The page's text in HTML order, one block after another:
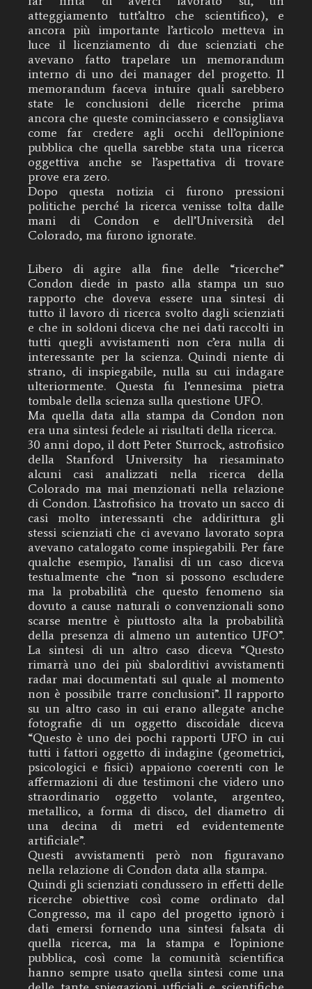
atteggiamento tutt’altro che scientifico), e
ancora più importante l’articolo metteva in
luce il licenziamento di due scienziati che
avevano fatto trapelare un memorandum
interno di uno dei manager del progetto. Il
memorandum faceva intuire quali sarebbero
state le conclusioni delle ricerche prima
ancora che queste cominciassero e consigliava
come far credere agli occhi dell’opinione
pubblica che quella sarebbe stata una ricerca
oggettiva anche se l’aspettativa di trovare
prove era zero.
Dopo questa notizia ci furono pressioni
politiche perché la ricerca venisse tolta dalle
mani di Condon e dell’Università del
Colorado, ma furono ignorate.
Libero di agire alla fine delle “ricerche”
Condon diede in pasto alla stampa un suo
rapporto che doveva essere una sintesi di
tutto il lavoro di ricerca svolto dagli scienziati
e che in soldoni diceva che nei dati raccolti in
tutti quegli avvistamenti non c’era nulla di
interessante per la scienza. Quindi niente di
strano, di inspiegabile, nulla su cui indagare
ulteriormente. Questa fu l‘ennesima pietra
tombale della scienza sulla questione UFO.
Ma quella data alla stampa da Condon non
era una sintesi fedele ai risultati della ricerca.
30 anni dopo, il dott Peter Sturrock, astrofisico
della Stanford University ha riesaminato
alcuni casi analizzati nella ricerca della
Colorado ma mai menzionati nella relazione
di Condon. L’astrofisico ha trovato un sacco di
casi molto interessanti che addirittura gli
stessi scienziati che ci avevano lavorato sopra
avevano catalogato come inspiegabili. Per fare
qualche esempio, l’analisi di un caso diceva
testualmente che “non si possono escludere
ma la probabilità che questo fenomeno sia
dovuto a cause naturali o convenzionali sono
scarse mentre è piuttosto alta la probabilità
della presenza di almeno un autentico UFO”.
La sintesi di un altro caso diceva “Questo
rimarrà uno dei più sbalorditivi avvistamenti
radar mai documentati sul quale al momento
non è possibile trarre conclusioni”. Il rapporto
su un altro caso in cui erano allegate anche
fotografie di un oggetto discoidale diceva
“Questo è uno dei pochi rapporti UFO in cui
tutti i fattori oggetto di indagine (geometrici,
psicologici e fisici) appaiono coerenti con le
affermazioni di due testimoni che videro uno
straordinario oggetto volante, argenteo,
metallico, a forma di disco, del diametro di
una decina di metri ed evidentemente
artificiale”.
Questi avvistamenti però non figuravano
nella relazione di Condon data alla stampa.
Quindi gli scienziati condussero in effetti delle
ricerche obiettive così come ordinato dal
Congresso, ma il capo del progetto ignorò i
dati emersi fornendo una sintesi falsata di
quella ricerca, ma la stampa e l’opinione
pubblica, così come la comunità scientifica
hanno sempre usato quella sintesi come una